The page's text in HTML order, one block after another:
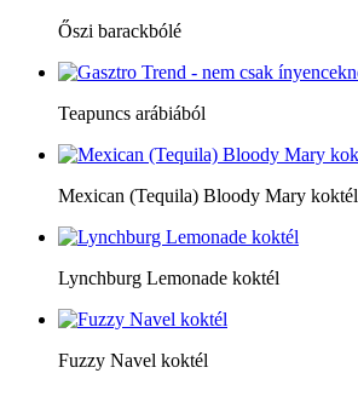
Őszi barackbólé
Teapuncs arábiából
Mexican (Tequila) Bloody Mary koktél
Lynchburg Lemonade koktél
Fuzzy Navel koktél